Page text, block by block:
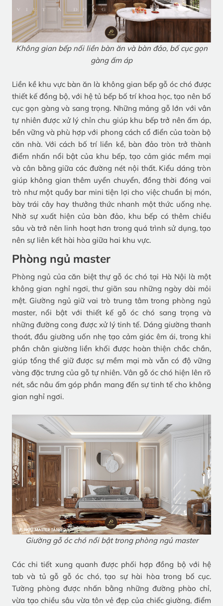
Không gian bếp nối liền bàn ăn và bàn đảo, bố cục gọn
gàng ấm áp
Liền kề khu vực bàn ăn là không gian bếp gỗ óc chó được
thiết kế đồng bộ, với hệ tủ bếp bố trí khoa học, tạo nên bố
cục gọn gàng và sang trọng. Những mảng gỗ lớn với vân
tự nhiên được xử lý chỉn chu giúp khu bếp trở nên ấm áp,
bền vững và phù hợp với phong cách cổ điển của toàn bộ
căn nhà. Với cách bố trí liền kề, bàn đảo tròn trở thành
điểm nhấn nổi bật của khu bếp, tạo cảm giác mềm mại
và cân bằng giữa các đường nét nội thất. Kiểu dáng tròn
giúp không gian thêm uyển chuyển, đồng thời đóng vai
trò như một quầy bar mini tiện lợi cho việc chuẩn bị món,
bày trái cây hay thưởng thức nhanh một thức uống nhẹ.
Nhờ sự xuất hiện của bàn đảo, khu bếp có thêm chiều
sâu và trở nên linh hoạt hơn trong quá trình sử dụng, tạo
nên sự liên kết hài hòa giữa hai khu vực.
Phòng ngủ master
Phòng ngủ của căn biệt thự gỗ óc chó tại Hà Nội là một
không gian nghỉ ngơi, thư giãn sau những ngày dài mỏi
mệt. Giường ngủ giữ vai trò trung tâm trong phòng ngủ
master, nổi bật với thiết kế gỗ óc chó sang trọng và
những đường cong được xử lý tinh tế. Dáng giường thanh
thoát, đầu giường uốn nhẹ tạo cảm giác êm ái, trong khi
phần chân giường liền khối được hoàn thiện chắc chắn,
giúp tổng thể giữ được sự mềm mại mà vẫn có độ vững
vàng đặc trưng của gỗ tự nhiên. Vân gỗ óc chó hiện lên rõ
nét, sắc nâu ấm góp phần mang đến sự tinh tế cho không
gian nghỉ ngơi.
Giường gỗ óc chó nổi bật trong phòng ngủ master
Các chi tiết xung quanh được phối hợp đồng bộ với hệ
tab và tủ gỗ gỗ óc chó, tạo sự hài hòa trong bố cục.
Tường phòng được nhấn bằng những đường phào chỉ,
vừa tạo chiều sâu vừa tôn vẻ đẹp của chiếc giường, điểm